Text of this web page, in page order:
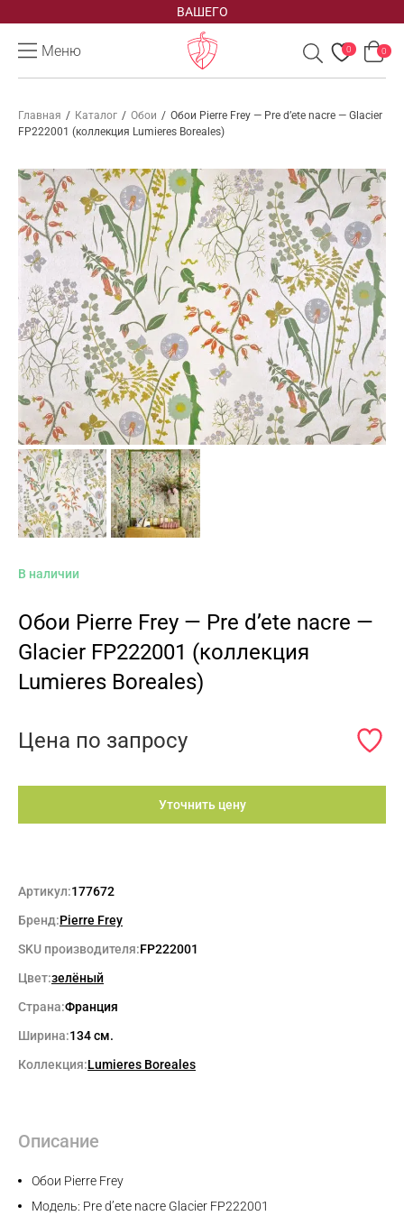
ВАШЕГО
Меню 0 0
Главная / Каталог / Обои / Обои Pierre Frey — Pre d’ete nacre — Glacier
FP222001 (коллекция Lumieres Boreales)
В наличии
Обои Pierre Frey — Pre d’ete nacre —
Glacier FP222001 (коллекция
Lumieres Boreales)
Цена по запросу
Уточнить цену
Артикул:177672
Бренд:Pierre Frey
SKU производителя:FP222001
Цвет:зелёный
Страна:Франция
Ширина:134 см.
Коллекция:Lumieres Boreales
Описание
Обои Pierre Frey
Модель: Pre d’ete nacre Glacier FP222001